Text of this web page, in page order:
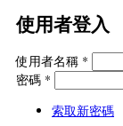
使用者登入
使用者名稱 *
密碼 *
索取新密碼